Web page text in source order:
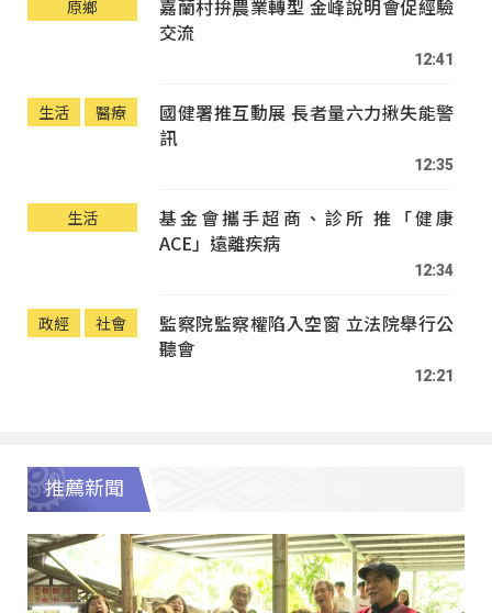
原鄉
嘉蘭村拚農業轉型 金峰說明會促經驗
交流
12:41
生活 醫療
國健署推互動展 長者量六力揪失能警
訊
12:35
生活
基金會攜手超商、診所 推「健康
ACE」遠離疾病
12:34
政經 社會
監察院監察權陷入空窗 立法院舉行公
聽會
12:21
推薦新聞